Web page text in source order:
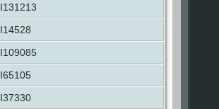
I131213
I14528
I109085
I65105
I37330